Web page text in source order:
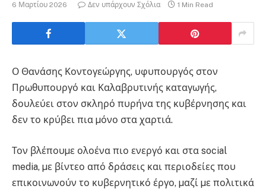
6 Μαρτίου 2026 Δεν υπάρχουν Σχόλια 1 Min Read
Ο Θανάσης Κοντογεώργης, υφυπουργός στον
Πρωθυπουργό και Καλαβρυτινής καταγωγής,
δουλεύει στον σκληρό πυρήνα της κυβέρνησης και
δεν το κρύβει πια µόνο στα χαρτιά.
Τον βλέπουµε ολοένα πιο ενεργό και στα social
media, µε βίντεο από δράσεις και περιοδείες που
επικοινωνούν το κυβερνητικό έργο, µαζί µε πολιτικά